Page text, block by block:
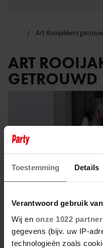
Toestemming Details
Verantwoord gebruik
Wij en onze 1022
gegevens (bijv. uw IP-
technologieën zoals
Art Rooijakkers
ART
GETROUWD